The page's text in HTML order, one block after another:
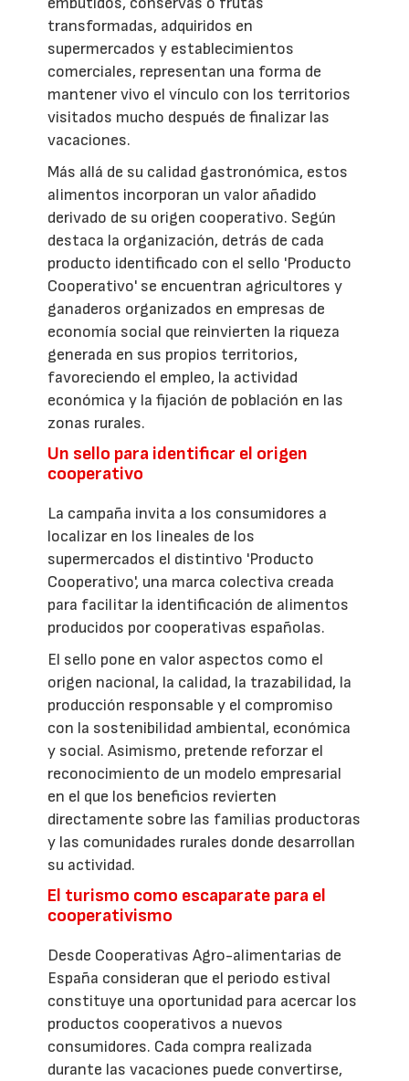
transformadas, adquiridos en
supermercados y establecimientos
comerciales, representan una forma de
mantener vivo el vínculo con los territorios
visitados mucho después de finalizar las
vacaciones.
Más allá de su calidad gastronómica, estos
alimentos incorporan un valor añadido
derivado de su origen cooperativo. Según
destaca la organización, detrás de cada
producto identificado con el sello 'Producto
Cooperativo' se encuentran agricultores y
ganaderos organizados en empresas de
economía social que reinvierten la riqueza
generada en sus propios territorios,
favoreciendo el empleo, la actividad
económica y la fijación de población en las
zonas rurales.
Un sello para identificar el origen
cooperativo
La campaña invita a los consumidores a
localizar en los lineales de los
supermercados el distintivo 'Producto
Cooperativo', una marca colectiva creada
para facilitar la identificación de alimentos
producidos por cooperativas españolas.
El sello pone en valor aspectos como el
origen nacional, la calidad, la trazabilidad, la
producción responsable y el compromiso
con la sostenibilidad ambiental, económica
y social. Asimismo, pretende reforzar el
reconocimiento de un modelo empresarial
en el que los beneficios revierten
directamente sobre las familias productoras
y las comunidades rurales donde desarrollan
su actividad.
El turismo como escaparate para el
cooperativismo
Desde Cooperativas Agro-alimentarias de
España consideran que el periodo estival
constituye una oportunidad para acercar los
productos cooperativos a nuevos
consumidores. Cada compra realizada
durante las vacaciones puede convertirse,